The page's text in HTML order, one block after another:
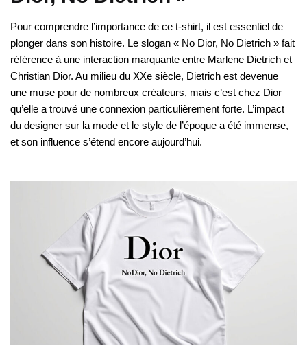
Pour comprendre l’importance de ce t-shirt, il est essentiel de
plonger dans son histoire. Le slogan « No Dior, No Dietrich » fait
référence à une interaction marquante entre Marlene Dietrich et
Christian Dior. Au milieu du XXe siècle, Dietrich est devenue
une muse pour de nombreux créateurs, mais c’est chez Dior
qu’elle a trouvé une connexion particulièrement forte. L’impact
du designer sur la mode et le style de l’époque a été immense,
et son influence s’étend encore aujourd’hui.